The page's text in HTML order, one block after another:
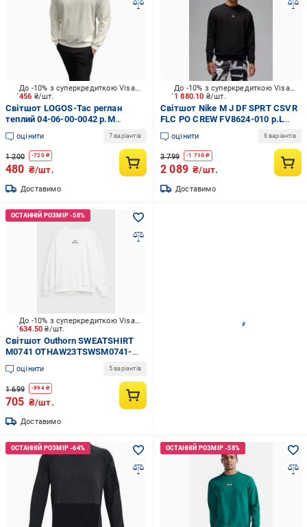
456 ₴/шт.
До -10% з суперкредиткою Visa Вигода
Світшот LOGOS-Tac реглан
теплий 04-06-00-0042 р.M
молочний
оцінити 7 варіантів
1 200 -720₴
480 ₴/шт.
Доставимо
1 880.10 ₴/шт.
До -10% з суперкредиткою Visa Вигода
Світшот Nike M J DF SPRT CSVR
FLC PO CREW FV8624-010 р.L
чорний
оцінити 6 варіантів
3 799 -1 710 ₴
2 089 ₴/шт.
Доставимо
634.50₴/шт.
До -10% з суперкредиткою Visa Вигода
Світшот Outhorn SWEATSHIRT
M0741 OTHAW23TSWSM0741-
11S р.L білий
оцінити 5 варіантів
1 699 -994₴
705 ₴/шт.
Доставимо